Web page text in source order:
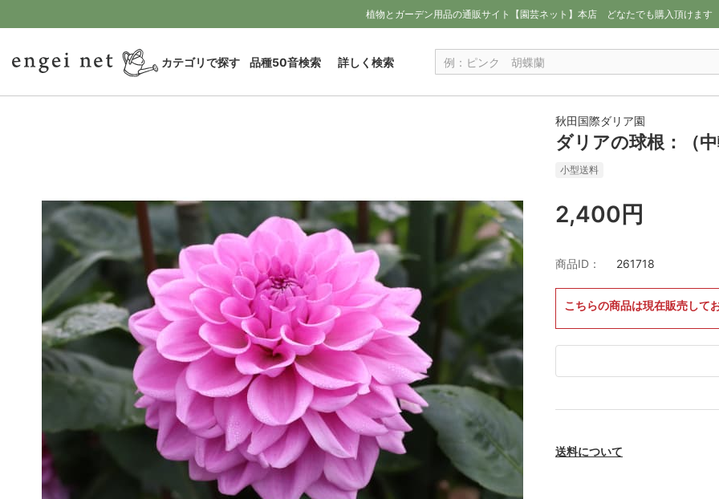
植物とガーデン用品の通販サイト【園芸ネット】本店 どなたでも購入頂けます
カテゴリで探す 品種50音検索 詳しく検索
秋田国際ダリア園
ダリアの球根：（
小型送料
2,400円
商品ID： 261718
こちらの商品は現在販売して
送料について